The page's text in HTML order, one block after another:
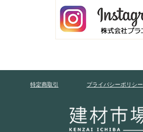
特定商取引 プライバシーポリシー